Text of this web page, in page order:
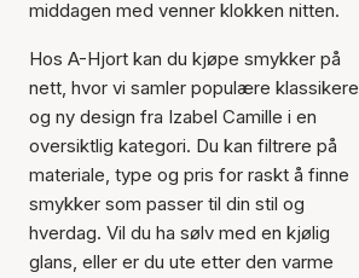
middagen med venner klokken nitten.
Hos A-Hjort kan du kjøpe smykker på
nett, hvor vi samler populære klassikere
og ny design fra Izabel Camille i en
oversiktlig kategori. Du kan filtrere på
materiale, type og pris for raskt å finne
smykker som passer til din stil og
hverdag. Vil du ha sølv med en kjølig
glans, eller er du ute etter den varme